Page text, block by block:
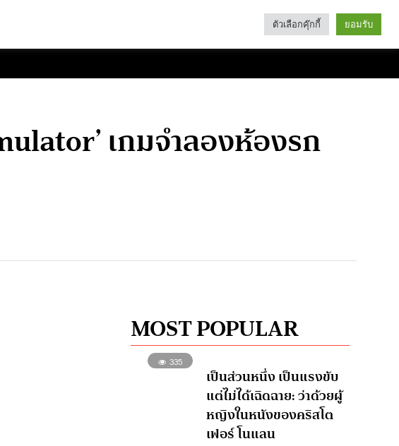
Categories
เกมจำลองห้องรก
MOST POPULAR
335
เป็นส่วนหนึ่ง เป็นแรงขับ
แต่ไม่ได้เฉิดฉาย: ว่าด้วยผู้
หญิงในหนังของคริสโต
เฟอร์ โนแลน
ตัวเลือกคุ๊กกี้ ยอมรับ